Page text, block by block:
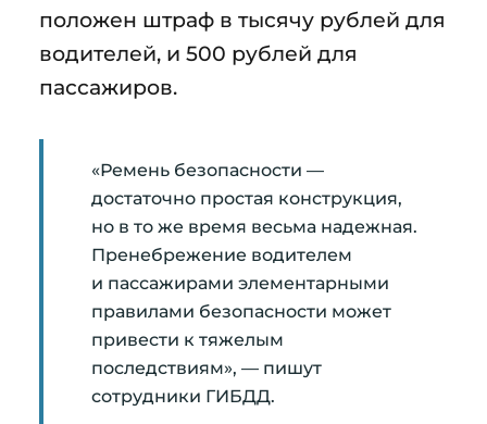
положен штраф в тысячу рублей для
водителей, и 500 рублей для
пассажиров.
«Ремень безопасности —
достаточно простая конструкция,
но в то же время весьма надежная.
Пренебрежение водителем
и пассажирами элементарными
правилами безопасности может
привести к тяжелым
последствиям», — пишут
сотрудники ГИБДД.